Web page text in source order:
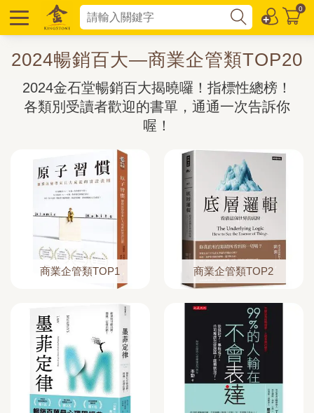
0
2024暢銷百大—商業企管類TOP20
2024金石堂暢銷百大揭曉囉！指標性總榜！
各類別受讀者歡迎的書單，通通一次告訴你
喔！
商業企管類TOP1 商業企管類TOP2